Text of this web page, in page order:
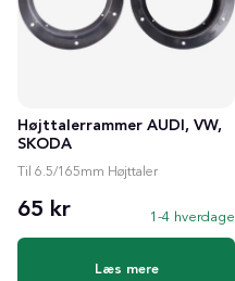
Højttalerrammer AUDI, VW,
SKODA
Til 6.5/165mm Højttaler
65 kr 1-4 hverdage
Læs mere